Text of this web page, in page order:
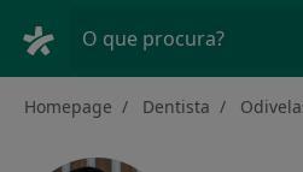
O que procura?
Homepage Dentista